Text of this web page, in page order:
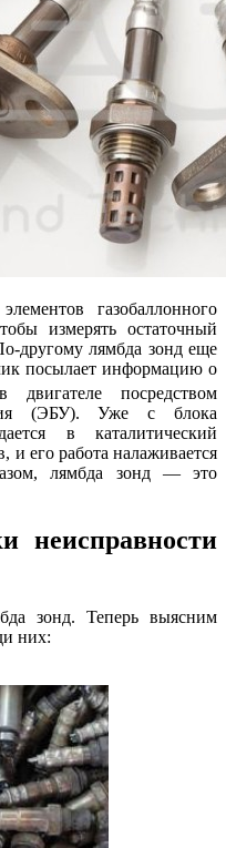
газобаллонного
измерять остаточный
другому лямбда зонд еще
посылает информацию о
двигателе посредством
(ЭБУ). Уже с блока
в каталитический
и его работа налаживается
лямбда зонд — это
неисправности
зонд. Теперь выясним
них: